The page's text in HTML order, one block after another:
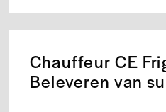
Chauffeur CE
Beleveren van